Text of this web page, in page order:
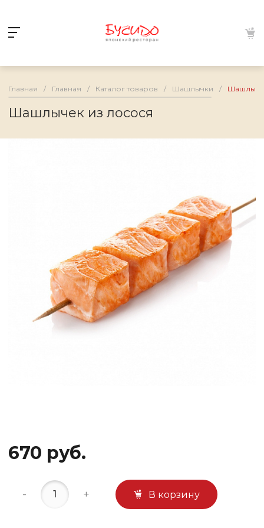
Главная / Главная / Каталог товаров / Шашлычки /
Шашлычек из лосося
670 руб.
- + В корзину